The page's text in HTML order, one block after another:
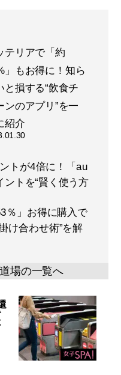
テリアで「約
」もお得に！知ら
と損する“飲食チ
ンのアプリ”を一
紹介
トが4倍に！「au
ントを“賢く使う方
％」お得に購入で
け合わせ術”を解
場の一覧へ